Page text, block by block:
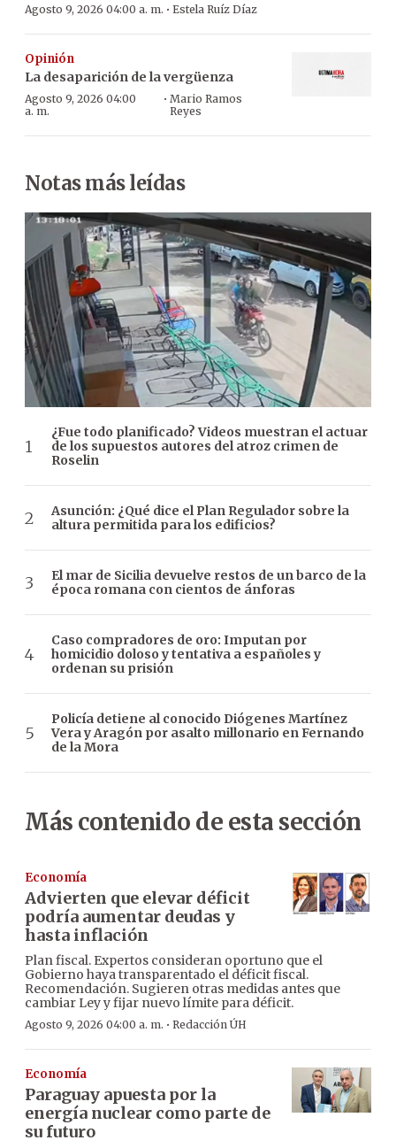
Agosto 9, 2026 04:00 a. m. · Estela Ruíz Díaz
Opinión
La desaparición de la vergüenza
Agosto 9, 2026 04:00
a. m.
· Mario Ramos
Reyes
Notas más leídas
¿Fue todo planificado? Videos muestran el actuar
de los supuestos autores del atroz crimen de
Roselin
Asunción: ¿Qué dice el Plan Regulador sobre la
altura permitida para los edificios?
El mar de Sicilia devuelve restos de un barco de la
época romana con cientos de ánforas
Caso compradores de oro: Imputan por
homicidio doloso y tentativa a españoles y
ordenan su prisión
Policía detiene al conocido Diógenes Martínez
Vera y Aragón por asalto millonario en Fernando
de la Mora
Más contenido de esta sección
Economía
Advierten que elevar déficit
podría aumentar deudas y
hasta inflación
Plan fiscal. Expertos consideran oportuno que el
Gobierno haya transparentado el déficit fiscal.
Recomendación. Sugieren otras medidas antes que
cambiar Ley y fijar nuevo límite para déficit.
Agosto 9, 2026 04:00 a. m. · Redacción ÚH
Economía
Paraguay apuesta por la
energía nuclear como parte de
su futuro